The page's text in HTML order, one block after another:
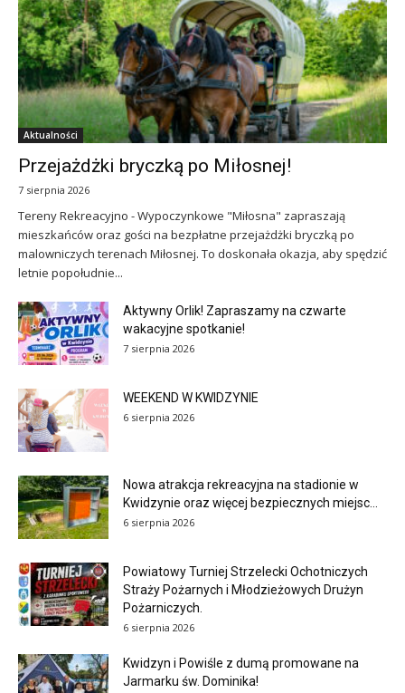
Aktualności
Przejażdżki bryczką po Miłosnej!
7 sierpnia 2026
Tereny Rekreacyjno - Wypoczynkowe "Miłosna" zapraszają
mieszkańców oraz gości na bezpłatne przejażdżki bryczką po
malowniczych terenach Miłosnej. To doskonała okazja, aby spędzić
letnie popołudnie...
Aktywny Orlik! Zapraszamy na czwarte
wakacyjne spotkanie!
7 sierpnia 2026
WEEKEND W KWIDZYNIE
6 sierpnia 2026
Nowa atrakcja rekreacyjna na stadionie w
Kwidzynie oraz więcej bezpiecznych miejsc...
6 sierpnia 2026
Powiatowy Turniej Strzelecki Ochotniczych
Straży Pożarnych i Młodzieżowych Drużyn
Pożarniczych.
6 sierpnia 2026
Kwidzyn i Powiśle z dumą promowane na
Jarmarku św. Dominika!